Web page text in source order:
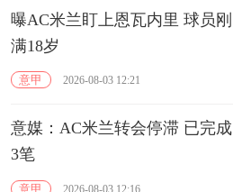
曝AC米兰盯上恩瓦内里 球员刚
满18岁
意甲 2026-08-03 12:21
意媒：AC米兰转会停滞 已完成
3笔
意甲 2026-08-03 12:16